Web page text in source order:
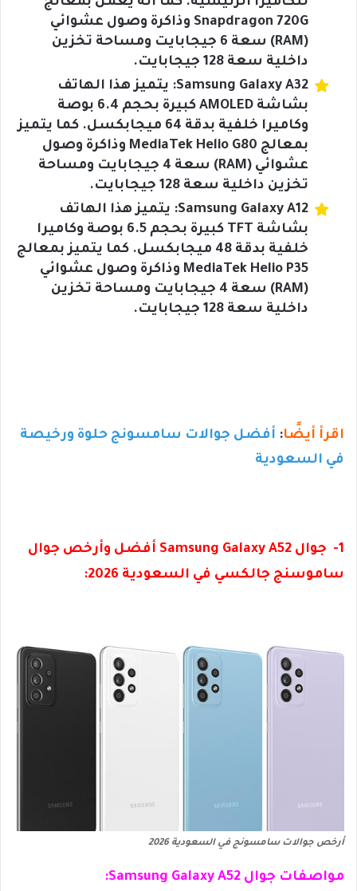
Snapdragon 720G وذاكرة وصول عشوائي
(RAM) سعة 6 جيجابايت ومساحة تخزين
داخلية سعة 128 جيجابايت.
Samsung Galaxy A32: يتميز هذا الهاتف
بشاشة AMOLED كبيرة بحجم 6.4 بوصة
وكاميرا خلفية بدقة 64 ميجابكسل. كما يتميز
بمعالج MediaTek Helio G80 وذاكرة وصول
عشوائي (RAM) سعة 4 جيجابايت ومساحة
تخزين داخلية سعة 128 جيجابايت.
Samsung Galaxy A12: يتميز هذا الهاتف
بشاشة TFT كبيرة بحجم 6.5 بوصة وكاميرا
خلفية بدقة 48 ميجابكسل. كما يتميز بمعالج
MediaTek Helio P35 وذاكرة وصول عشوائي
(RAM) سعة 4 جيجابايت ومساحة تخزين
داخلية سعة 128 جيجابايت.
اقرأ أيضًا: أفضل جوالات سامسونج حلوة ورخيصة
في السعودية
1- جوال Samsung Galaxy A52 أفضل وأرخص جوال
ساموسنج جالكسي في السعودية 2026:
أرخص جوالات سامسونج في السعودية 2026
مواصفات جوال Samsung Galaxy A52: